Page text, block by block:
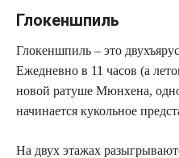
Глокеншпиль
Глокеншпиль – это
Ежедневно в 11 часов (а
новой ратуше Мюнхена,
начинается кукольное
На двух этажах